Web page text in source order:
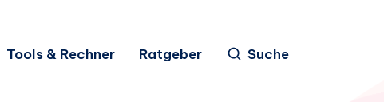
Tools & Rechner Ratgeber Suche